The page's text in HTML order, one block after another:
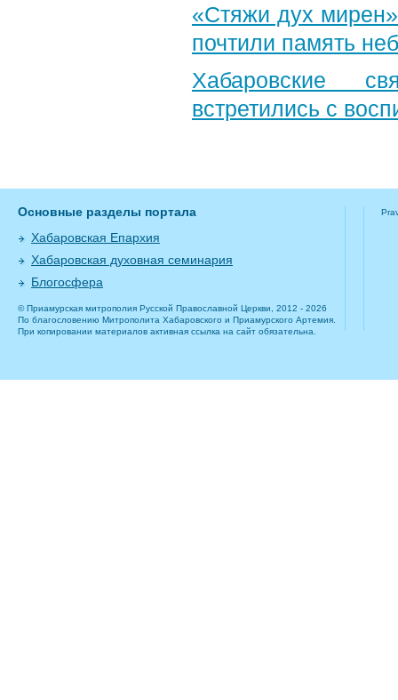
«Стяжи дух
почтили память
Хабаровские
встретились с
Основные разделы портала
Хабаровская Епархия
Хабаровская духовная семинария
Блогосфера
© Приамурская митрополия Русской Православной Церкви, 2012 - 2026
По благословению Митрополита Хабаровского и Приамурского Артемия.
При копировании материалов активная ссылка на сайт обязательна.